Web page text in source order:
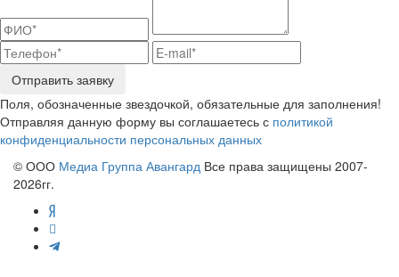
Отправить заявку
Поля, обозначенные звездочкой, обязательные для заполнения!
Отправляя данную форму вы соглашаетесь с политикой
конфиденциальности персональных данных
© ООО Медиа Группа Авангард Все права защищены 2007-
2026гг.